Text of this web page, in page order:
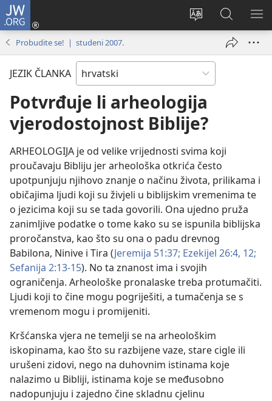
JW.ORG
Promijeni
Prijava
(otvara
prozor)
JW.ORG
|
Pretraga
Probudite se! | studeni 2007.
JEZIK ČLANKA
Potvrđuje li arheologija
vjerodostojnost Biblije?
ARHEOLOGIJA je od velike vrijednosti svima koji
proučavaju Bibliju jer arheološka otkrića često
upotpunjuju njihovo znanje o načinu života, prilikama i
običajima ljudi koji su živjeli u biblijskim vremenima te
o jezicima koji su se tada govorili. Ona ujedno pruža
zanimljive podatke o tome kako su se ispunila biblijska
proročanstva, kao što su ona o padu drevnog
Babilona, Ninive i Tira (Jeremija 51:37; Ezekijel 26:4, 12;
Sefanija 2:13-15). No ta znanost ima i svojih
ograničenja. Arheološke pronalaske treba protumačiti.
Ljudi koji to čine mogu pogriješiti, a tumačenja se s
vremenom mogu i promijeniti.
Kršćanska vjera ne temelji se na arheološkim
iskopinama, kao što su razbijene vaze, stare cigle ili
urušeni zidovi, nego na duhovnim istinama koje
nalazimo u Bibliji, istinama koje se međusobno
nadopunjuju i zajedno čine skladnu cjelinu